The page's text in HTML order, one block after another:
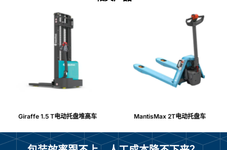
Giraffe 1.5 T电动托盘堆高车 MantisMax 2T电动托盘车